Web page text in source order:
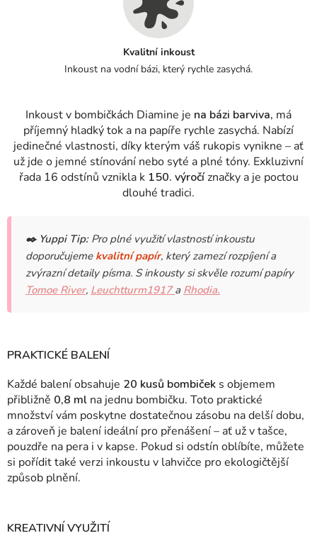
Kvalitní inkoust
Inkoust na vodní bázi, který rychle zasychá.
Inkoust v bombičkách Diamine je na bázi barviva, má
příjemný hladký tok a na papíře rychle zasychá. Nabízí
jedinečné vlastnosti, díky kterým váš rukopis vynikne – ať
už jde o jemné stínování nebo syté a plné tóny. Exkluzivní
řada 16 odstínů vznikla k 150. výročíznačky a je poctou
dlouhé tradici.
✒️ Yuppi Tip:Pro plné využití vlastností inkoustu
doporučujeme kvalitní papír, který zamezí rozpíjení a
zvýrazní detaily písma. S inkousty si skvěle rozumí papíry
Tomoe River, Leuchtturm1917a Rhodia.
PRAKTICKÉ BALENÍ
Každé balení obsahuje 20 kusů bombiček s objemem
přibližně 0,8 ml na jednu bombičku. Toto praktické
množství vám poskytne dostatečnou zásobu na delší dobu,
a zároveň je balení ideální pro přenášení – ať už v tašce,
pouzdře na pera i v kapse. Pokud si odstín oblíbíte, můžete
si pořídit také verzi inkoustu v lahvičce pro ekologičtější
způsob plnění.
KREATIVNÍ VYUŽITÍ